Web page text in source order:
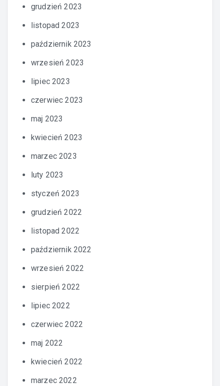
grudzień 2023
listopad 2023
październik 2023
wrzesień 2023
lipiec 2023
czerwiec 2023
maj 2023
kwiecień 2023
marzec 2023
luty 2023
styczeń 2023
grudzień 2022
listopad 2022
październik 2022
wrzesień 2022
sierpień 2022
lipiec 2022
czerwiec 2022
maj 2022
kwiecień 2022
marzec 2022